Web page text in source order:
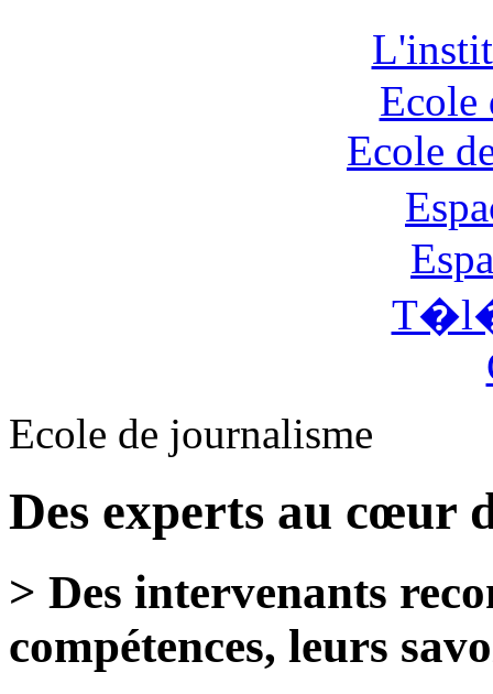
Ecole
Ecole
Ecole de journalisme
Des experts au cœur
> Des intervenants
compétences, leurs